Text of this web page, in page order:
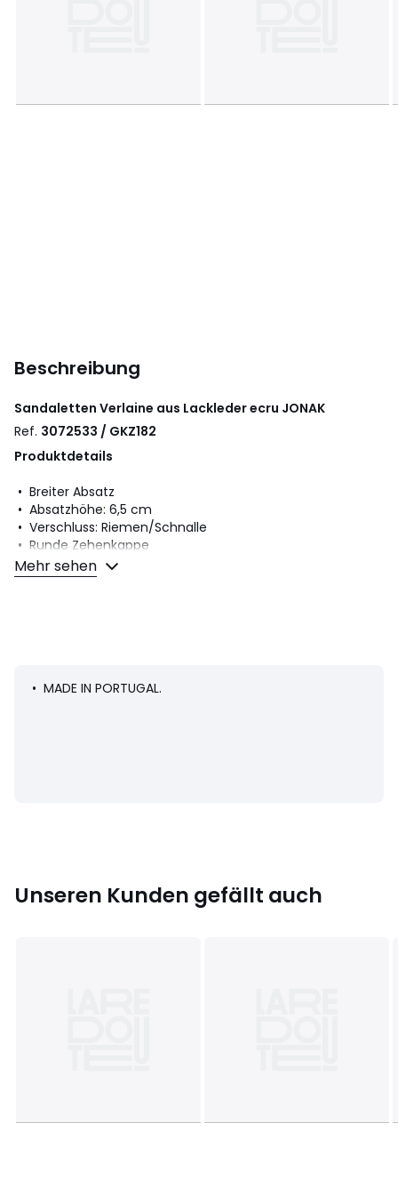
Beschreibung
Sandaletten Verlaine aus Lackleder ecru JONAK
Ref. 3072533 / GKZ182
Produktdetails
• Breiter Absatz
• Absatzhöhe: 6,5 cm
• Verschluss: Riemen/Schnalle
• Runde Zehenkappe
Material und Pflege
Mehr sehen
• MADE IN PORTUGAL.
Unseren Kunden gefällt auch